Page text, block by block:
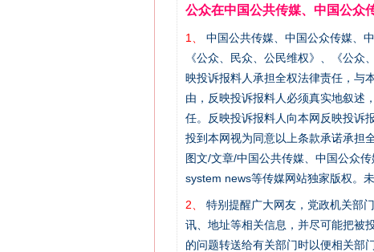
公众在中国公共传媒、中国公众
1、
中国公共传媒、中国公众传媒、
《公众、民众、公民维权》、《公
映投诉报料人承担全权法律责任，与
由，反映投诉报料人必须真实地叙述
任。反映投诉报料人向本网反映投诉
投到本网视为同意以上条款承诺承担
图文/文章/中国公共传媒、中国公众
system news等传媒网站独家版权。
2、
特别提醒广大网友，党政机关部
讯、地址等相关信息，并尽可能把被
的问题转送给有关部门时以便相关部